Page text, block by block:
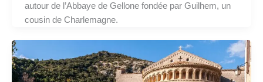
autour de l’Abbaye de Gellone fondée par Guilhem, un
cousin de Charlemagne.